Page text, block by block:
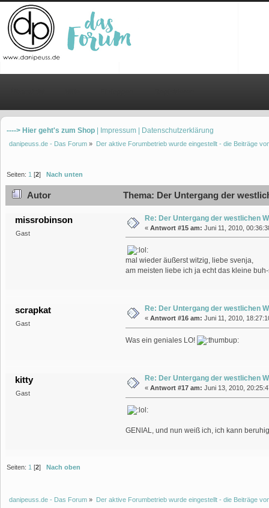
----> Hier geht's zum Shop | Impressum | Datenschutzerklärung
danipeuss.de - Das Forum » Der aktive Forumbetrieb wurde eingestellt - die Beiträge
Seiten: 1 [2] Nach unten
Autor Thema: Der Untergang der
missrobinson
Gast
Re: Der Untergang der westlichen
« Antwort #15 am: Juni 11, 2010,
mal wieder äußerst witzig, liebe svenja,
am meisten liebe ich ja echt das kleine
scrapkat
Gast
Re: Der Untergang der westlichen
« Antwort #16 am: Juni 11, 2010,
Was ein geniales LO!
kitty
Gast
Re: Der Untergang der westlichen
« Antwort #17 am: Juni 13, 2010,
GENIAL, und nun weiß ich, ich kann
Seiten: 1 [2] Nach oben
danipeuss.de - Das Forum » Der aktive Forumbetrieb wurde eingestellt - die Beiträge